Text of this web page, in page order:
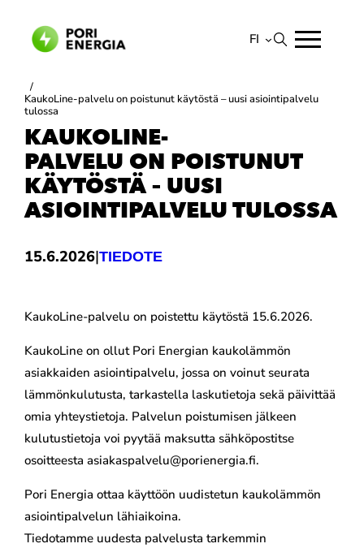
sisältöön
FI
English
/
KaukoLine-palvelu on poistunut käytöstä – uusi asiointipalvelu
tulossa
KAUKOLINE-
PALVELU ON POISTUNUT
KÄYTÖSTÄ – UUSI
ASIOINTIPALVELU TULOSSA
15.6.2026|TIEDOTE
KaukoLine-palvelu on poistettu käytöstä 15.6.2026.
KaukoLine on ollut Pori Energian kaukolämmön
asiakkaiden asiointipalvelu, jossa on voinut seurata
lämmönkulutusta, tarkastella laskutietoja sekä päivittää
omia yhteystietoja. Palvelun poistumisen jälkeen
kulutustietoja voi pyytää maksutta sähköpostitse
osoitteesta asiakaspalvelu@porienergia.fi.
Pori Energia ottaa käyttöön uudistetun kaukolämmön
asiointipalvelun lähiaikoina.
Tiedotamme uudesta palvelusta tarkemmin